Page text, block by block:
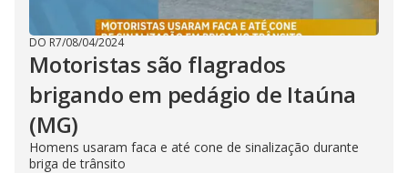
DO R7/08/04/2024
Motoristas são flagrados
brigando em pedágio de Itaúna
(MG)
Homens usaram faca e até cone de sinalização durante
briga de trânsito